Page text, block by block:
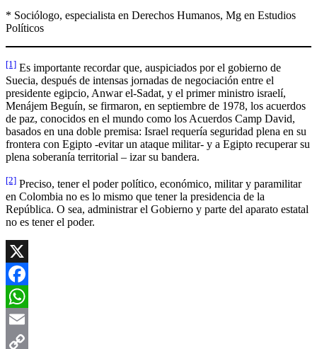
* Sociólogo, especialista en Derechos Humanos, Mg en Estudios
Políticos
[1] Es importante recordar que, auspiciados por el gobierno de
Suecia, después de intensas jornadas de negociación entre el
presidente egipcio, Anwar el-Sadat, y el primer ministro israelí,
Menájem Beguín, se firmaron, en septiembre de 1978, los acuerdos
de paz, conocidos en el mundo como los Acuerdos Camp David,
basados en una doble premisa: Israel requería seguridad plena en su
frontera con Egipto -evitar un ataque militar- y a Egipto recuperar su
plena soberanía territorial – izar su bandera.
[2] Preciso, tener el poder político, económico, militar y paramilitar
en Colombia no es lo mismo que tener la presidencia de la
República. O sea, administrar el Gobierno y parte del aparato estatal
no es tener el poder.
X
Facebook
WhatsApp
Email